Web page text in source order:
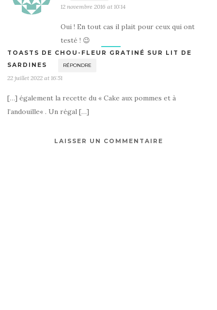
12 novembre 2016 at 10:14
Oui ! En tout cas il plait pour ceux qui ont
testé ! 😉
TOASTS DE CHOU-FLEUR GRATINÉ SUR LIT DE
SARDINES
RÉPONDRE
22 juillet 2022 at 16:51
[…] également la recette du « Cake aux pommes et à
l’andouille« . Un régal […]
LAISSER UN COMMENTAIRE